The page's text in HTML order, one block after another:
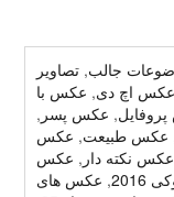
جالب, تصاویر
عکس اچ دی, عکس با
, عکس پسر,
عکس طبیعت, عکس
عکس نکته دار, عکس
, عکس های